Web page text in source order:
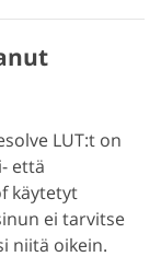
LUT:t on
että
käytetyt
ei tarvitse
niitä oikein.